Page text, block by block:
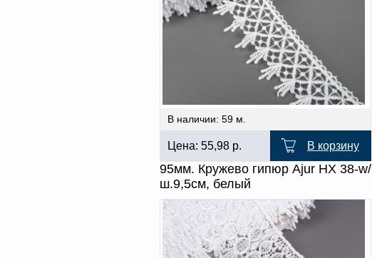
В наличии: 59 м.
Цена: 55,98 р. В корзину
95мм. Кружево гипюр Ajur HX 38-w/
ш.9,5см, белый